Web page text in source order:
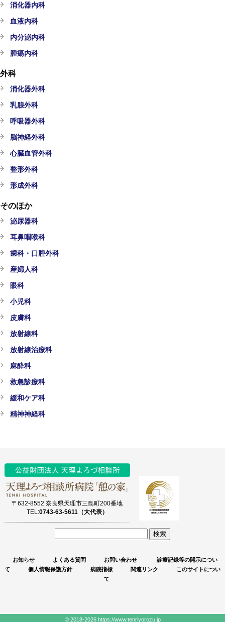
消化器内科
血液内科
内分泌内科
腫瘍内科
外科
消化器外科
乳腺外科
呼吸器外科
脳神経外科
心臓血管外科
整形外科
形成外科
そのほか
泌尿器科
耳鼻咽喉科
歯科・口腔外科
産婦人科
眼科
小児科
皮膚科
放射線科
放射線治療科
麻酔科
救急診療科
緩和ケア科
精神神経科
〒632-8552 奈良県天理市三島町200番地
TEL:0743-63-5611（大代表）
ト
内
お知らせ よくある質問 お問い合わせ
診療記録等の開示につい
て
個人情報保護方針 病院指標 関連リンク
このサイトについ
て
© 2018-2026 https://www.tenriyorozu.jp